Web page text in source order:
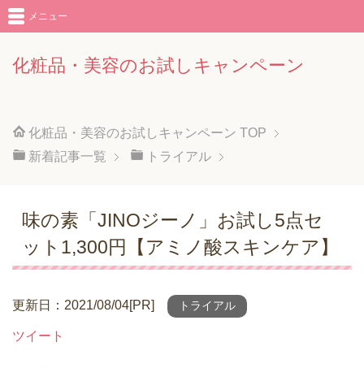
化粧品・美容のお試しキャンペーン
メニュー
化粧品・美容のお試しキャンペーン TOP
新着記事一覧
トライアル
味の素「JINOジーノ」お試し5点セ
ット1,300円【アミノ酸スキンケア】
更新日：2021/08/04[PR] トライアル
ツイート